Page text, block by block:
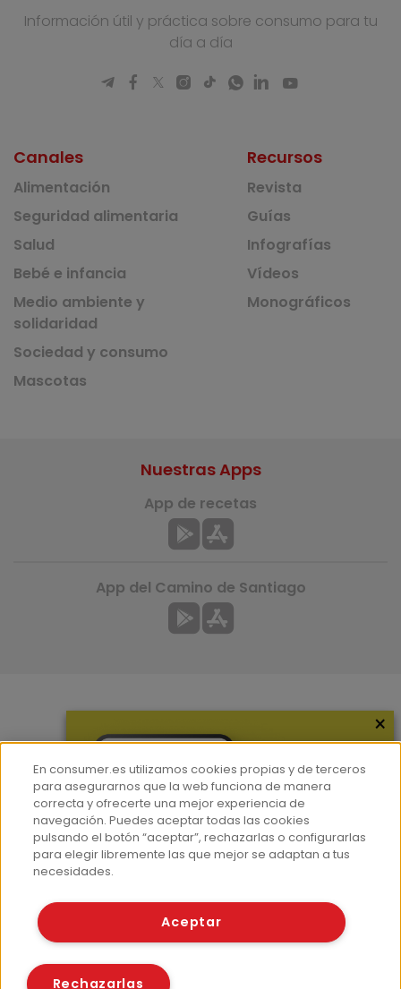
Información útil y práctica sobre consumo para tu
día a día
Canales
Alimentación
Seguridad alimentaria
Salud
Bebé e infancia
Medio ambiente y
solidaridad
Sociedad y consumo
Mascotas
Recursos
Revista
Guías
Infografías
Vídeos
Monográficos
Hemeroteca
Contacto
Prensa
Corpus Lingüístico Consumer
Nuestras Apps
App de recetas
App del Camino de Santiago
© Fundación EROSKI
Políticas de cookies
×
En consumer.es utilizamos cookies propias y de terceros
para asegurarnos que la web funciona de manera
correcta y ofrecerte una mejor experiencia de
navegación. Puedes aceptar todas las cookies
pulsando el botón “aceptar”, rechazarlas o configurarlas
para elegir libremente las que mejor se adaptan a tus
necesidades.
Aceptar
Rechazarlas